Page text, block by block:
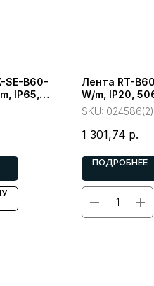
SE-B60-
IP65,
Лента RT-
W/m, IP20,
Открытый)
SKU: 024586(2)
1 301,74 р.
ПОДРОБНЕЕ